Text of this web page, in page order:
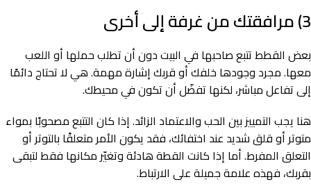
3) مرافقتك من غرفة إلى أخرى
بعض القطط تتبع صاحبها في البيت دون أن تطلب حملها أو اللعب
معها. مجرد وجودها خلفك أو قربك إشارة مهمة. هي لا تحتاج دائمًا
إلى تفاعل مباشر، لكنها تفضّل أن تكون في محيطك.
هنا يجب التمييز بين الحب والاعتماد الزائد. إذا كان التتبع مصحوبًا بمواء
متوتر أو قلق شديد عند اختفائك، فقد يكون الأمر متعلقًا بالتوتر أو
التعلق المفرط. أما إذا كانت القطة هادئة وتغيّر مكانها فقط لتبقى
بقربك، فهذه علامة جميلة على الارتباط.